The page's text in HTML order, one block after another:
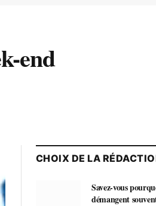
end
CHOIX DE LA
Savez-vous
démangent